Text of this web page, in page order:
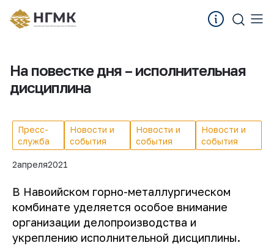
На повестке дня – исполнительная
дисциплина
Пресс-
служба
Новости и
события
Новости и
события
Новости и
события
2апреля2021
В Навоийском горно-металлургическом
комбинате уделяется особое внимание
организации делопроизводства и
укреплению исполнительной дисциплины.